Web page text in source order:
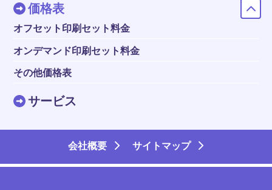
価格表
オフセット印刷セット料金
オンデマンド印刷セット料金
その他価格表
サービス
会社概要 サイトマップ